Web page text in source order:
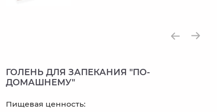
ГОЛЕНЬ ДЛЯ ЗАПЕКАНИЯ "ПО-
ДОМАШНЕМУ"
Пищевая ценность: